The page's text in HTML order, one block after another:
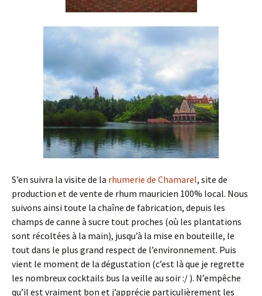
S’en suivra la visite de la rhumerie de Chamarel, site de
production et de vente de rhum mauricien 100% local. Nous
suivons ainsi toute la chaîne de fabrication, depuis les
champs de canne à sucre tout proches (où les plantations
sont récoltées à la main), jusqu’à la mise en bouteille, le
tout dans le plus grand respect de l’environnement. Puis
vient le moment de la dégustation (c’est là que je regrette
les nombreux cocktails bus la veille au soir :/ ). N’empêche
qu’il est vraiment bon et j’apprécie particulièrement les